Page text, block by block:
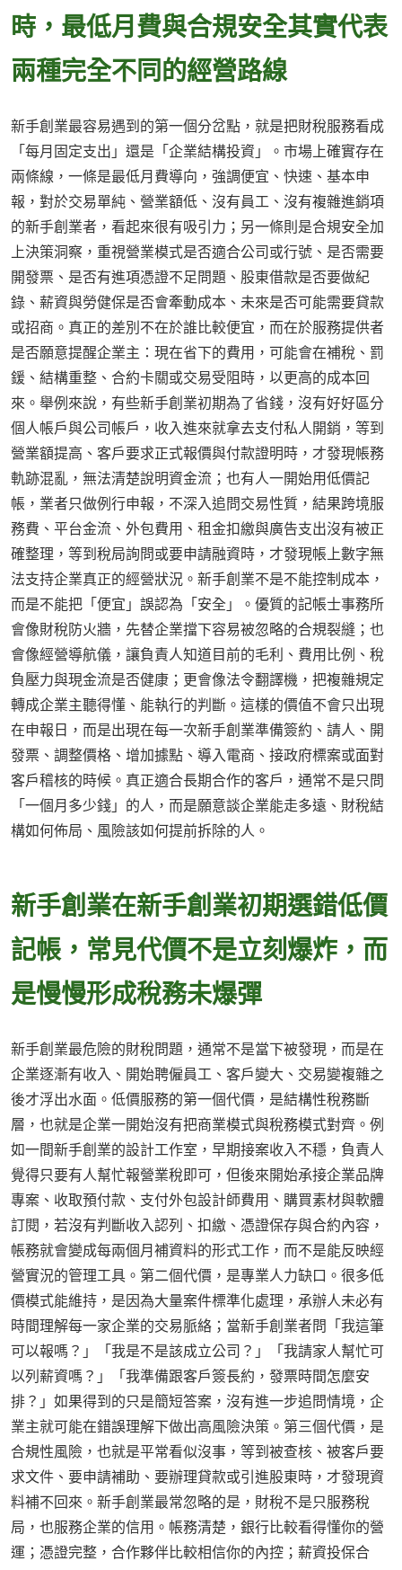
時，最低月費與合規安全其實代表
兩種完全不同的經營路線
新手創業最容易遇到的第一個分岔點，就是把財稅服務看成
「每月固定支出」還是「企業結構投資」。市場上確實存在
兩條線，一條是最低月費導向，強調便宜、快速、基本申
報，對於交易單純、營業額低、沒有員工、沒有複雜進銷項
的新手創業者，看起來很有吸引力；另一條則是合規安全加
上決策洞察，重視營業模式是否適合公司或行號、是否需要
開發票、是否有進項憑證不足問題、股東借款是否要做紀
錄、薪資與勞健保是否會牽動成本、未來是否可能需要貸款
或招商。真正的差別不在於誰比較便宜，而在於服務提供者
是否願意提醒企業主：現在省下的費用，可能會在補稅、罰
鍰、結構重整、合約卡關或交易受阻時，以更高的成本回
來。舉例來說，有些新手創業初期為了省錢，沒有好好區分
個人帳戶與公司帳戶，收入進來就拿去支付私人開銷，等到
營業額提高、客戶要求正式報價與付款證明時，才發現帳務
軌跡混亂，無法清楚說明資金流；也有人一開始用低價記
帳，業者只做例行申報，不深入追問交易性質，結果跨境服
務費、平台金流、外包費用、租金扣繳與廣告支出沒有被正
確整理，等到稅局詢問或要申請融資時，才發現帳上數字無
法支持企業真正的經營狀況。新手創業不是不能控制成本，
而是不能把「便宜」誤認為「安全」。優質的記帳士事務所
會像財稅防火牆，先替企業擋下容易被忽略的合規裂縫；也
會像經營導航儀，讓負責人知道目前的毛利、費用比例、稅
負壓力與現金流是否健康；更會像法令翻譯機，把複雜規定
轉成企業主聽得懂、能執行的判斷。這樣的價值不會只出現
在申報日，而是出現在每一次新手創業準備簽約、請人、開
發票、調整價格、增加據點、導入電商、接政府標案或面對
客戶稽核的時候。真正適合長期合作的客戶，通常不是只問
「一個月多少錢」的人，而是願意談企業能走多遠、財稅結
構如何佈局、風險該如何提前拆除的人。
新手創業在新手創業初期選錯低價
記帳，常見代價不是立刻爆炸，而
是慢慢形成稅務未爆彈
新手創業最危險的財稅問題，通常不是當下被發現，而是在
企業逐漸有收入、開始聘僱員工、客戶變大、交易變複雜之
後才浮出水面。低價服務的第一個代價，是結構性稅務斷
層，也就是企業一開始沒有把商業模式與稅務模式對齊。例
如一間新手創業的設計工作室，早期接案收入不穩，負責人
覺得只要有人幫忙報營業稅即可，但後來開始承接企業品牌
專案、收取預付款、支付外包設計師費用、購買素材與軟體
訂閱，若沒有判斷收入認列、扣繳、憑證保存與合約內容，
帳務就會變成每兩個月補資料的形式工作，而不是能反映經
營實況的管理工具。第二個代價，是專業人力缺口。很多低
價模式能維持，是因為大量案件標準化處理，承辦人未必有
時間理解每一家企業的交易脈絡；當新手創業者問「我這筆
可以報嗎？」「我是不是該成立公司？」「我請家人幫忙可
以列薪資嗎？」「我準備跟客戶簽長約，發票時間怎麼安
排？」如果得到的只是簡短答案，沒有進一步追問情境，企
業主就可能在錯誤理解下做出高風險決策。第三個代價，是
合規性風險，也就是平常看似沒事，等到被查核、被客戶要
求文件、要申請補助、要辦理貸款或引進股東時，才發現資
料補不回來。新手創業最常忽略的是，財稅不是只服務稅
局，也服務企業的信用。帳務清楚，銀行比較看得懂你的營
運；憑證完整，合作夥伴比較相信你的內控；薪資投保合